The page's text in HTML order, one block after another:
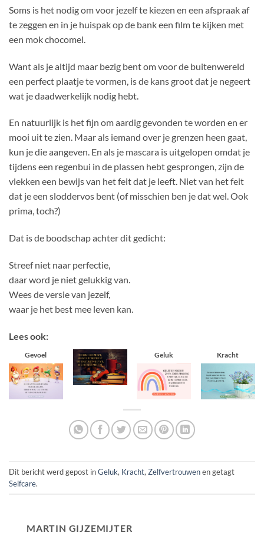
Soms is het nodig om voor jezelf te kiezen en een afspraak af
te zeggen en in je huispak op de bank een film te kijken met
een mok chocomel.
Want als je altijd maar bezig bent om voor de buitenwereld
een perfect plaatje te vormen, is de kans groot dat je negeert
wat je daadwerkelijk nodig hebt.
En natuurlijk is het fijn om aardig gevonden te worden en er
mooi uit te zien. Maar als iemand over je grenzen heen gaat,
kun je die aangeven. En als je mascara is uitgelopen omdat je
tijdens een regenbui in de plassen hebt gesprongen, zijn de
vlekken een bewijs van het feit dat je leeft. Niet van het feit
dat je een sloddervos bent (of misschien ben je dat wel. Ook
prima, toch?)
Dat is de boodschap achter dit gedicht:
Streef niet naar perfectie,
daar word je niet gelukkig van.
Wees de versie van jezelf,
waar je het best mee leven kan.
Lees ook:
Gevoel Geluk Kracht
Dit bericht werd gepost inGeluk, Kracht, Zelfvertrouwenen getagt
Selfcare.
MARTIN GIJZEMIJTER